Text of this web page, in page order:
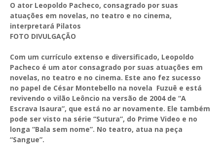
O ator Leopoldo Pacheco, consagrado por suas
atuações em novelas, no teatro e no cinema,
interpretará Pilatos
FOTO DIVULGAÇÃO
Com um currículo extenso e diversificado, Leopoldo
Pacheco é um ator consagrado por suas atuações em
novelas, no teatro e no cinema. Este ano fez sucesso
no papel de César Montebello na novela Fuzuê e está
revivendo o vilão Leôncio na versão de 2004 de “A
Escrava Isaura”, que está no ar novamente. Ele também
pode ser visto na série “Sutura”, do Prime Video e no
longa “Bala sem nome”. No teatro, atua na peça
“Sangue”.